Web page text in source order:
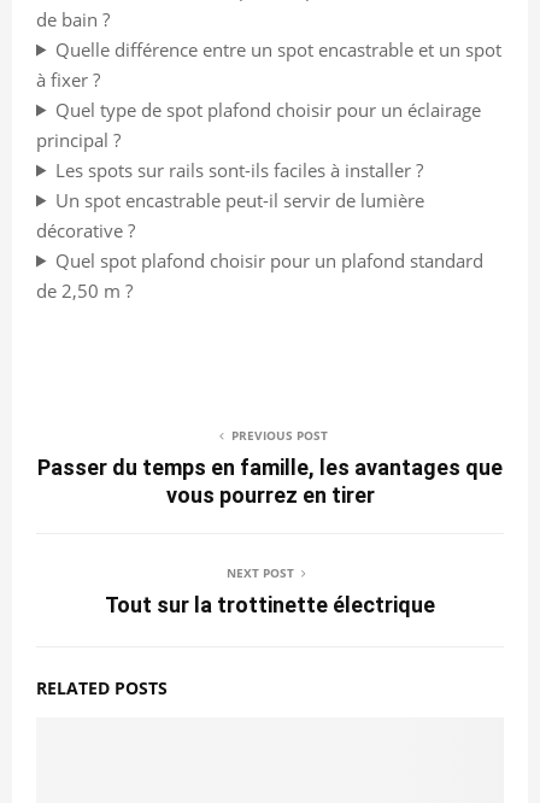
de bain ?
Quelle différence entre un spot encastrable et un spot
à fixer ?
Quel type de spot plafond choisir pour un éclairage
principal ?
Les spots sur rails sont-ils faciles à installer ?
Un spot encastrable peut-il servir de lumière
décorative ?
Quel spot plafond choisir pour un plafond standard
de 2,50 m ?
PREVIOUS POST
Passer du temps en famille, les avantages que
vous pourrez en tirer
NEXT POST
Tout sur la trottinette électrique
RELATED POSTS